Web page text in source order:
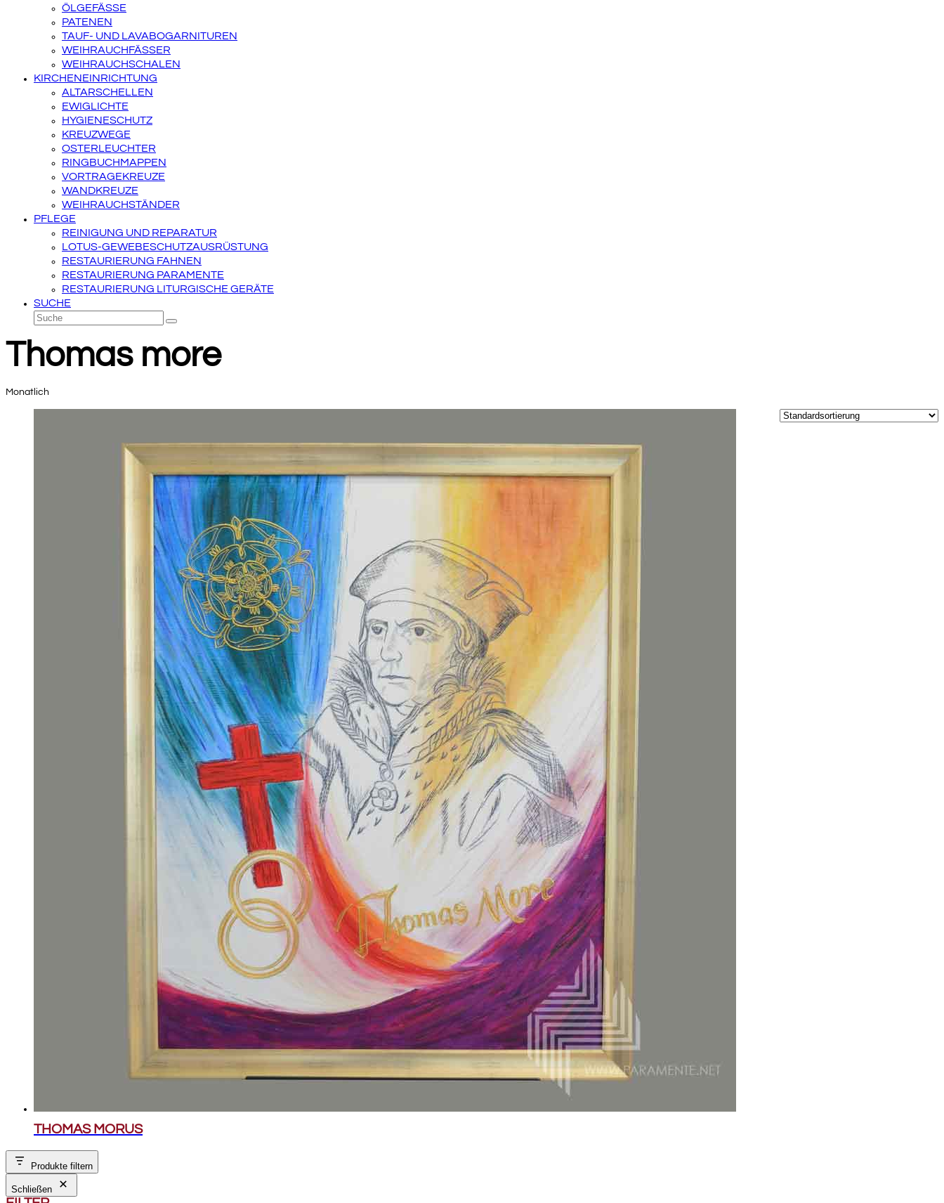
ÖLGEFÄSSE
PATENEN
TAUF- UND LAVABOGARNITUREN
WEIHRAUCHFÄSSER
WEIHRAUCHSCHALEN
KIRCHENEINRICHTUNG
ALTARSCHELLEN
EWIGLICHTE
HYGIENESCHUTZ
KREUZWEGE
OSTERLEUCHTER
RINGBUCHMAPPEN
VORTRAGEKREUZE
WANDKREUZE
WEIHRAUCHSTÄNDER
PFLEGE
REINIGUNG UND REPARATUR
LOTUS-GEWEBESCHUTZAUSRÜSTUNG
RESTAURIERUNG FAHNEN
RESTAURIERUNG PARAMENTE
RESTAURIERUNG LITURGISCHE GERÄTE
SUCHE
Suche
Senden
Thomas more
Monatlich
THOMAS MORUS
Produkte filtern
Schließen